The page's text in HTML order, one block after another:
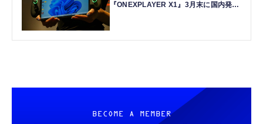
『ONEXPLAYER X1』3月末に国内発売
BECOME A MEMBER